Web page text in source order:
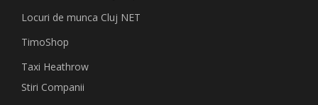
Locuri de munca Cluj NET
TimoShop
Taxi Heathrow
Stiri Companii